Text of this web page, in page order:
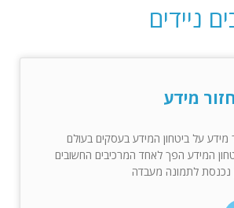
ניידים
מידע
על ביטחון המידע בעסקים בעולם
המידע הפך לאחד המרכיבים החשובים
נכנסת לתמונה מעבדה